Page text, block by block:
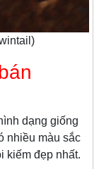
dạng giống
nhiều màu sắc
kiếm đẹp nhất.